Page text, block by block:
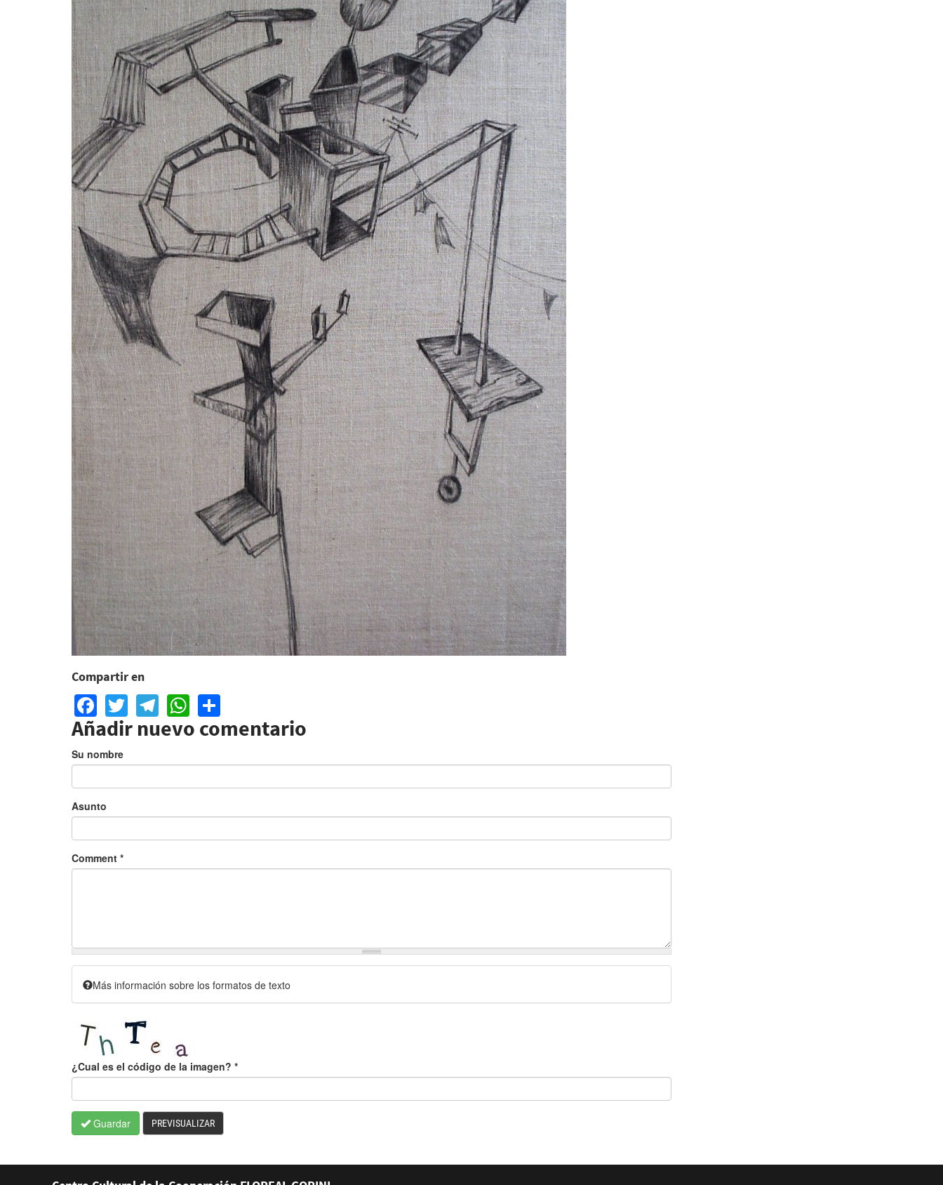
Compartir en
Facebook
TwitterTelegram
WhatsApp
Añadir nuevo comentario
Su nombre
Asunto
Comment *
Más información sobre los formatos de texto
¿Cual es el código de la imagen? *
Guardar PREVISUALIZAR